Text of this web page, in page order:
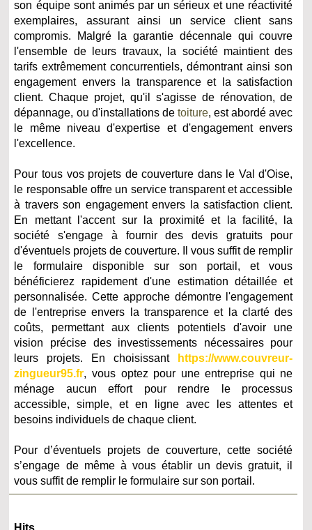
son équipe sont animés par un sérieux et une réactivité
exemplaires, assurant ainsi un service client sans
compromis. Malgré la garantie décennale qui couvre
l'ensemble de leurs travaux, la société maintient des
tarifs extrêmement concurrentiels, démontrant ainsi son
engagement envers la transparence et la satisfaction
client. Chaque projet, qu'il s'agisse de rénovation, de
dépannage, ou d'installations detoiture, est abordé avec
le même niveau d'expertise et d'engagement envers
l'excellence.
Pour tous vos projets de couverture dans le Val d'Oise,
le responsable offre un service transparent et accessible
à travers son engagement envers la satisfaction client.
En mettant l'accent sur la proximité et la facilité, la
société s'engage à fournir des devis gratuits pour
d'éventuels projets de couverture. Il vous suffit de remplir
le formulaire disponible sur son portail, et vous
bénéficierez rapidement d'une estimation détaillée et
personnalisée. Cette approche démontre l'engagement
de l'entreprise envers la transparence et la clarté des
coûts, permettant aux clients potentiels d'avoir une
vision précise des investissements nécessaires pour
leurs projets. En choisissant
https://www.couvreur-
zingueur95.fr, vous optez pour une entreprise qui ne
ménage aucun effort pour rendre le processus
accessible, simple, et en ligne avec les attentes et
besoins individuels de chaque client.
Pour d’éventuels projets de couverture, cette société
s’engage de même à vous établir un devis gratuit, il
vous suffit de remplir le formulaire sur son portail.
Hits